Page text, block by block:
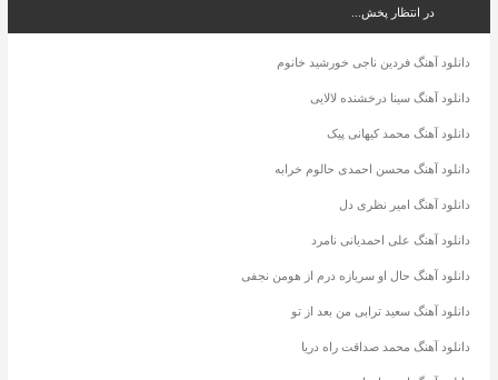
در انتظار پخش...
دانلود آهنگ فردین ناجی خورشید خانوم
دانلود آهنگ سینا درخشنده لالایی
دانلود آهنگ محمد کیهانی پیک
دانلود آهنگ محسن احمدی حالوم خرابه
دانلود آهنگ امیر نظری دل
دانلود آهنگ علی احمدیانی نامرد
دانلود آهنگ حال او سربازه درم از هومن نجفی
دانلود آهنگ سعید ترابی من بعد از تو
دانلود آهنگ محمد صداقت راه دریا